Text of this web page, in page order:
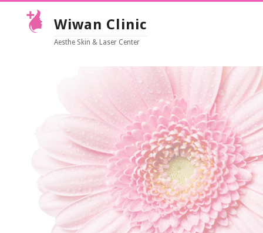
Wiwan Clinic
Aesthe Skin & Laser Center